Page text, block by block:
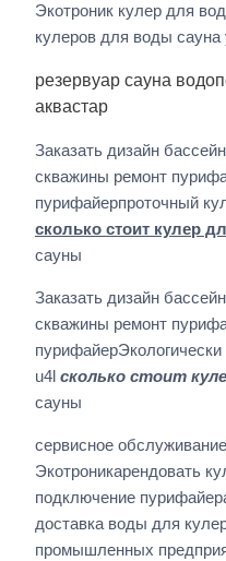
Экотроник кулер для
кулеров для воды
резервуар сауна
аквастар
Заказать дизайн
скважины ремонт
пурифайерпроточный
сколько стоит кулер
сауны
Заказать дизайн
скважины ремонт
u4l сколько стоит
сауны
сервисное
Экотроникарендовать
подключение
доставка воды для
промышленных